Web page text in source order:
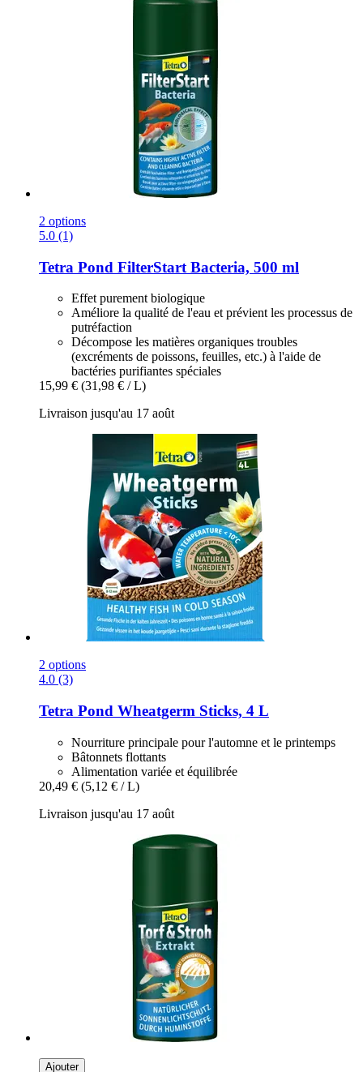
2 options
5.0 (1)
Tetra Pond FilterStart Bacteria, 500 ml
Effet purement biologique
Améliore la qualité de l'eau et prévient les processus de
putréfaction
Décompose les matières organiques troubles
(excréments de poissons, feuilles, etc.) à l'aide de
bactéries purifiantes spéciales
15,99 € (31,98 € / L)
Livraison jusqu'au 17 août
2 options
4.0 (3)
Tetra Pond Wheatgerm Sticks, 4 L
Nourriture principale pour l'automne et le printemps
Bâtonnets flottants
Alimentation variée et équilibrée
20,49 € (5,12 € / L)
Livraison jusqu'au 17 août
Ajouter